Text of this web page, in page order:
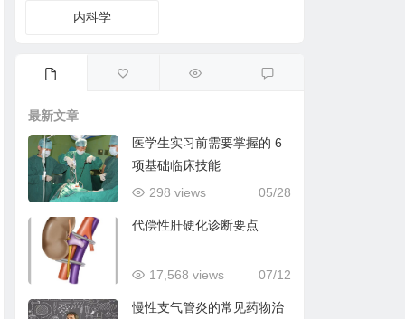
内科学
最新文章
医学生实习前需要掌握的 6
项基础临床技能
05/28
298 views
代偿性肝硬化诊断要点
07/12
17,568 views
慢性支气管炎的常见药物治